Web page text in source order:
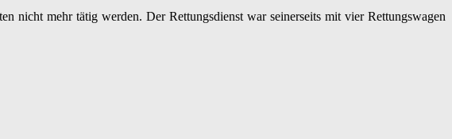
nicht mehr tätig werden. Der Rettungsdienst war seinerseits mit vier Rettungswagen